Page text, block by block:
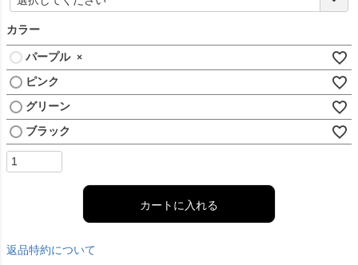
カラー
パープル ×
ピンク
グリーン
ブラック
カートに入れる
返品特約について